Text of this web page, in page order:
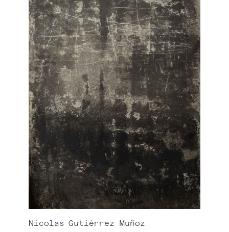
Nicolas Gutiérrez Muñoz